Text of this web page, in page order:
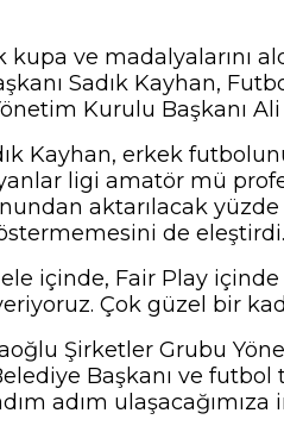
ve madalyalarını
Sadık Kayhan,
Kurulu Başkanı Ali
Kayhan, erkek
ligi amatör mü
aktarılacak
de eleştirdi.
içinde, Fair Play
Çok güzel bir
Şirketler Grubu
Başkanı ve
adım ulaşacağımıza